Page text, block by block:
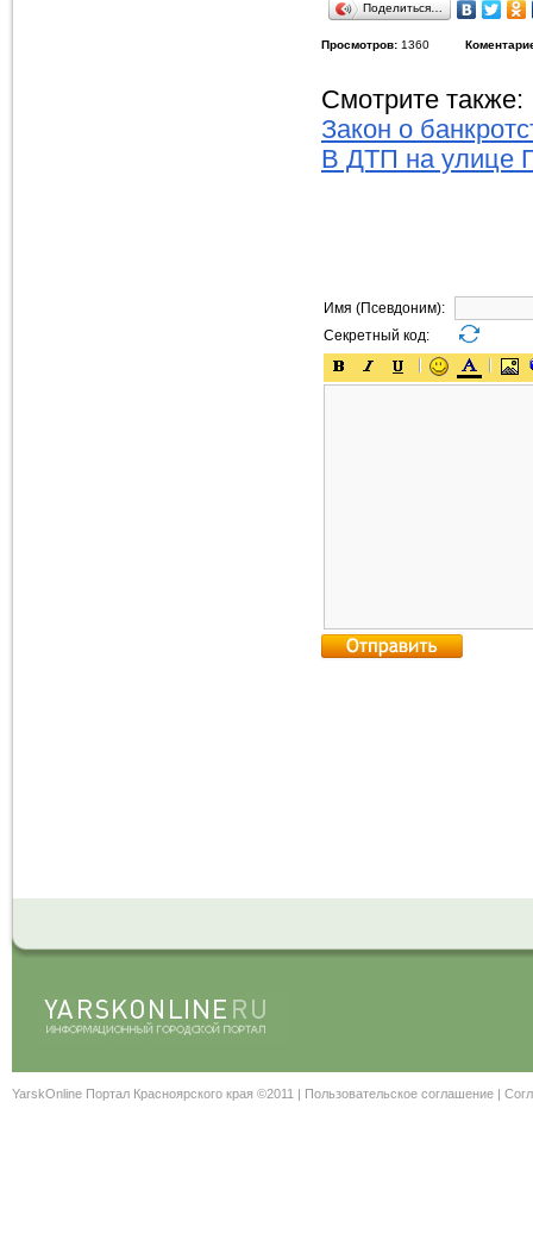
Поделиться…
Просмотров: 1360
Смотрите также:
Закон о
В ДТП на улице
Имя (Псевдоним):
Секретный код:
YarskOnline Портал Красноярского края ©2011 | Пользовательское соглашение |